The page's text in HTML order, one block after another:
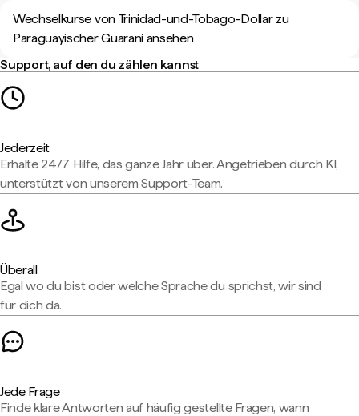
Wechselkurse von Trinidad-und-Tobago-Dollar zu
Paraguayischer Guaraní ansehen
Support, auf den du zählen kannst
Jederzeit
Erhalte 24/7 Hilfe, das ganze Jahr über. Angetrieben durch KI,
unterstützt von unserem Support-Team.
Überall
Egal wo du bist oder welche Sprache du sprichst, wir sind
für dich da.
Jede Frage
Finde klare Antworten auf häufig gestellte Fragen, wann